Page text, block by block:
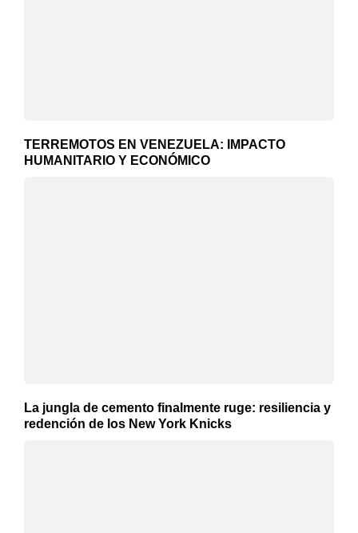
TERREMOTOS EN VENEZUELA: IMPACTO
HUMANITARIO Y ECONÓMICO
La jungla de cemento finalmente ruge: resiliencia y
redención de los New York Knicks